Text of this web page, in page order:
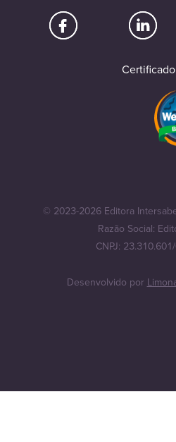
© 2023-2026 Editora
Razão Social:
CNPJ:
Desenvolvido por